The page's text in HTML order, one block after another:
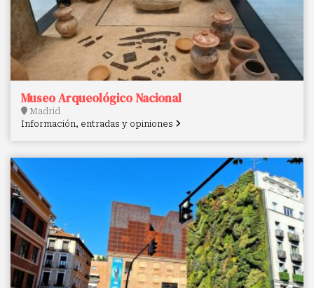
Museo Arqueológico Nacional
Madrid
Información, entradas y opiniones